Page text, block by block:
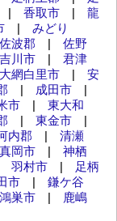
| 香取市 | 龍
| みどり
佐波郡 | 佐野
吉川市 | 君津
大網白里市 | 安
| 成田市 |
市 | 東大和
| 東金市 |
内郡 | 清瀬
真岡市 | 神栖
羽村市 |
足柄
市 | 鎌ケ谷
鴻巣市 |
鹿嶋